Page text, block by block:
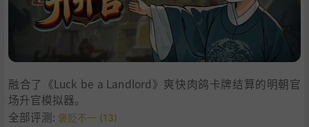
融合了《Luck be a Landlord》爽快肉鸽卡牌结算的明朝官
场升官模拟器。
全部评测: 褒贬不一 (13)